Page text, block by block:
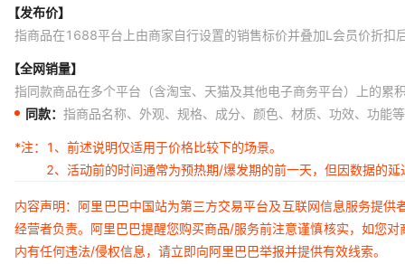
【发布价】
指商品在1688平台上由商家自行设置的销售标价并叠加L会员价折扣
【全网销量】
指同款商品在多个平台（含淘宝、天猫及其他电子商务平台）上的累
同款： 指商品名称、外观、规格、成分、颜色、材质、功效、功能
*注：
1、前述说明仅适用于价格比较下的场景。
2、活动前的时间通常为预热期/爆发期的前一天，但因数据的
内容声明：阿里巴巴中国站为第三方交易平台及互联网信息服务提
经营者负责。阿里巴巴提醒您购买商品/服务前注意谨慎核实，如您
内有任何违法/侵权信息，请立即向阿里巴巴举报并提供有效线索。